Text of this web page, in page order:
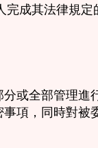
成其法律規
或全部管理進
項，同時對被